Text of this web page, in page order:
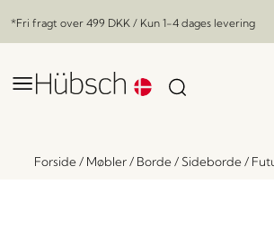
*Fri fragt over 499 DKK / Kun 1-4 dages levering
Forside/ Møbler/ Borde/ Sideborde/